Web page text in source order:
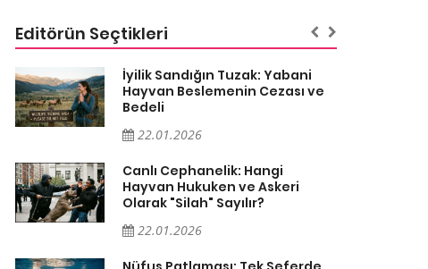
Editörün Seçtikleri
İyilik Sandığın Tuzak: Yabani
Hayvan Beslemenin Cezası ve
Bedeli
22.01.2026
Canlı Cephanelik: Hangi
Hayvan Hukuken ve Askeri
Olarak "Silah" Sayılır?
22.01.2026